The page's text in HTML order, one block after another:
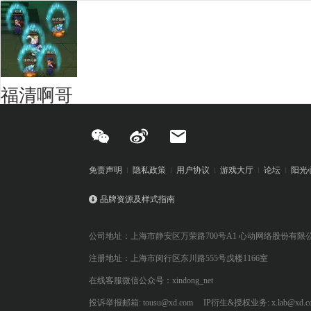
福清啊哥
免责声明 隐私政策 用户协议 游戏大厅 论坛 阳光
品牌资源及样式指南
公司地址：上海市静安区万荣路700号A1 心动网络股份有限
注册地址：上海市闵行区东川路555号戊楼1166室
在线客服微信公众号：xindong_net
投诉举报邮箱: tousu@xd.com IP衍生&授权业务: